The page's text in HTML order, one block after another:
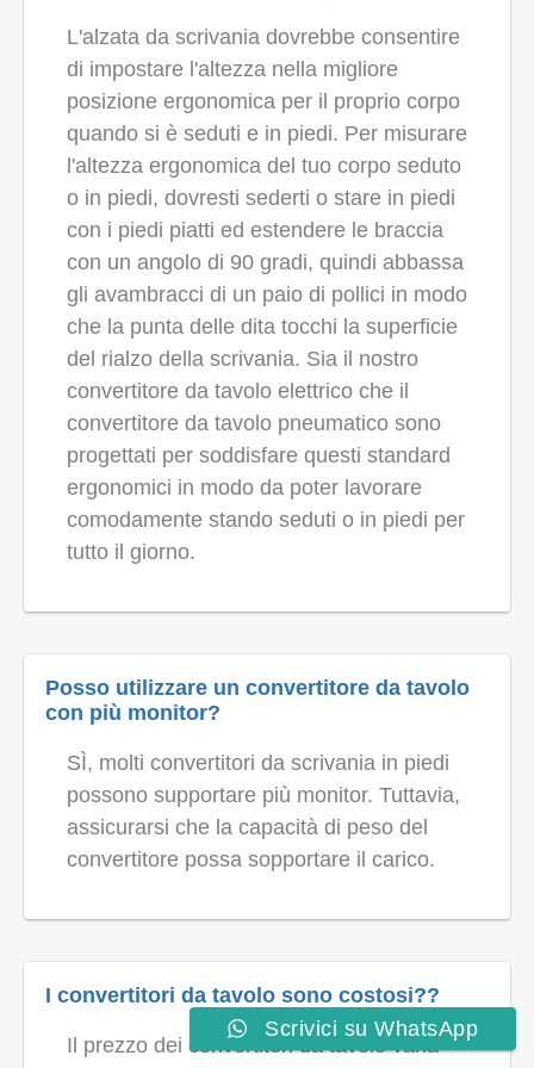
L'alzata da scrivania dovrebbe consentire
di impostare l'altezza nella migliore
posizione ergonomica per il proprio corpo
quando si è seduti e in piedi. Per misurare
l'altezza ergonomica del tuo corpo seduto
o in piedi, dovresti sederti o stare in piedi
con i piedi piatti ed estendere le braccia
con un angolo di 90 gradi, quindi abbassa
gli avambracci di un paio di pollici in modo
che la punta delle dita tocchi la superficie
del rialzo della scrivania. Sia il nostro
convertitore da tavolo elettrico che il
convertitore da tavolo pneumatico sono
progettati per soddisfare questi standard
ergonomici in modo da poter lavorare
comodamente stando seduti o in piedi per
tutto il giorno.
Posso utilizzare un convertitore da tavolo
con più monitor?
SÌ, molti convertitori da scrivania in piedi
possono supportare più monitor. Tuttavia,
assicurarsi che la capacità di peso del
convertitore possa sopportare il carico.
I convertitori da tavolo sono costosi??
Il prezzo dei convertitori da tavolo varia
Scrivici su WhatsApp